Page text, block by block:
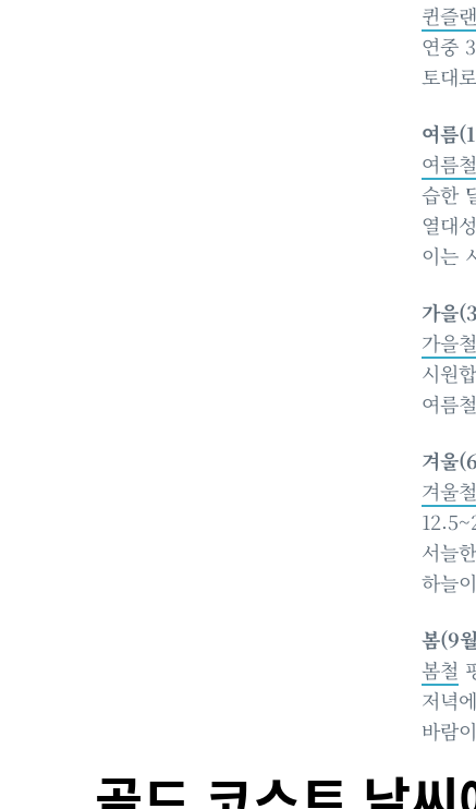
퀸즐
연중
토대
여름
여름철
습한
열대
이는
가을
가을철
시원
여름
겨울
겨울철
서늘
하늘
봄(9
봄철
저녁
바람